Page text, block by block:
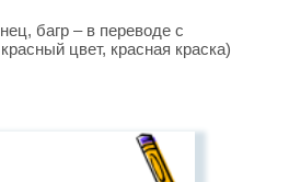
багр – в переводе с
цвет, красная краска)